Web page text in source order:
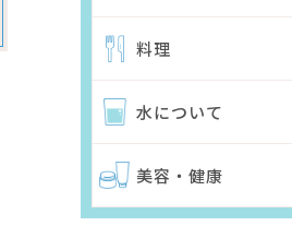
料理
水について
美容・健康